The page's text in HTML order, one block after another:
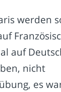
werden
auf
nicht
es